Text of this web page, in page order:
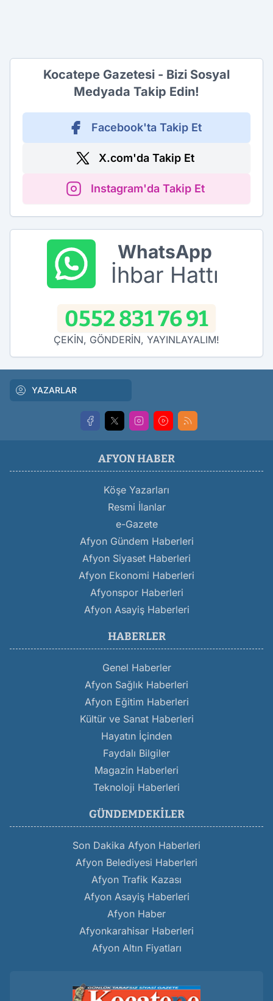
Kocatepe Gazetesi - Bizi Sosyal
Medyada Takip Edin!
Facebook'ta Takip Et
X.com'da Takip Et
Instagram'da Takip Et
WhatsApp
İhbar Hattı
0552 831 76 91
ÇEKİN, GÖNDERİN, YAYINLAYALIM!
YAZARLAR
AFYON HABER
Köşe Yazarları
Resmi İlanlar
e-Gazete
Afyon Gündem Haberleri
Afyon Siyaset Haberleri
Afyon Ekonomi Haberleri
Afyonspor Haberleri
Afyon Asayiş Haberleri
HABERLER
Genel Haberler
Afyon Sağlık Haberleri
Afyon Eğitim Haberleri
Kültür ve Sanat Haberleri
Hayatın İçinden
Faydalı Bilgiler
Magazin Haberleri
Teknoloji Haberleri
GÜNDEMDEKILER
Son Dakika Afyon Haberleri
Afyon Belediyesi Haberleri
Afyon Trafik Kazası
Afyon Asayiş Haberleri
Afyon Haber
Afyonkarahisar Haberleri
Afyon Altın Fiyatları